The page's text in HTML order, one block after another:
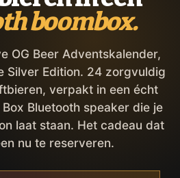
boombox.
OG Beer Adventskalender,
Silver Edition. 24 zorgvuldig
verpakt in een écht
Bluetooth speaker die je
laat staan. Het cadeau dat
nu te reserveren.